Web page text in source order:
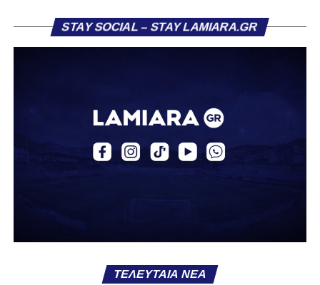
«Ο Α.Ο. Σαρωνικός Αναβύσσου ανακοινώνει την
περσινή σεζόν πραγματοποίησε γεμάτη χρονιά στη Γ’
Στο παρελθόν αγωνίστηκε στην ΑΕΚ Β’, με την οποία
κατέγραψε 10 συμμετοχές στη Super League 2, καθώς
επίσης σε Εθνικό και Ζάκυνθο. Ξεκίνησε την καριέρα του
στις 26 Σεπτεμβρίου 2021.
STAY SOCIAL – STAY LAMIARA.GR
ΤΕΛΕΥΤΑΊΑ ΝΈΑ